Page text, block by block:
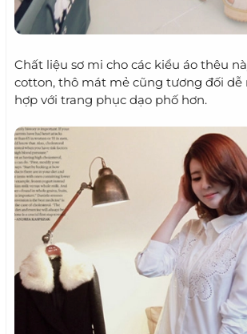
Chất liệu sơ mi cho các kiểu áo thêu
cotton, thô mát mẻ cũng tương đối dễ
hợp với trang phục dạo phố hơn.